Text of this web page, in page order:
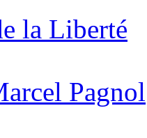
la Liberté
Pagnol